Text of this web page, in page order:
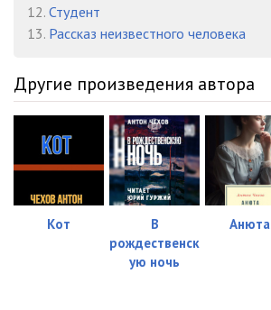
12. Студент
13. Рассказ неизвестного человека
Другие произведения автора
Кот
В
рождественск
ую ночь
Анюта